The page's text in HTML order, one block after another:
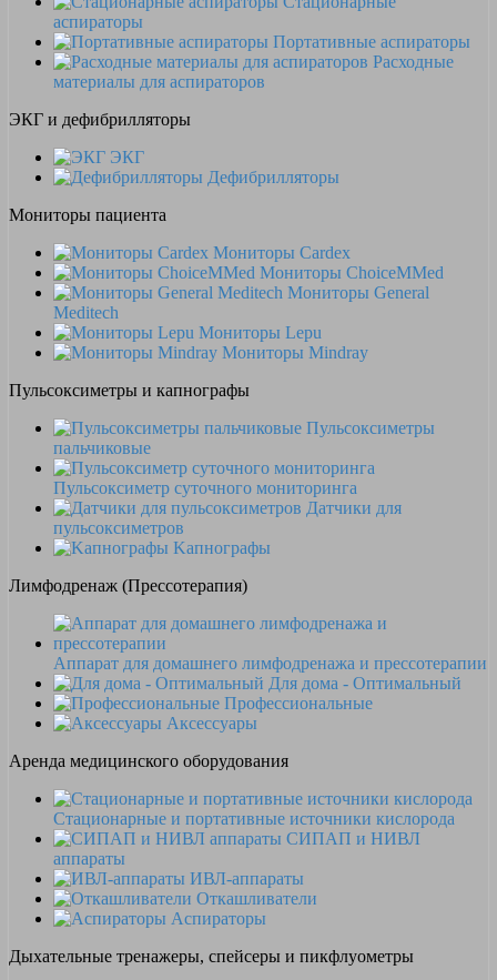
аспираторы
Портативные аспираторы
Расходные
материалы для аспираторов
ЭКГ и дефибрилляторы
ЭКГ
Дефибрилляторы
Мониторы пациента
Мониторы Cardex
Мониторы ChoiceMMed
Мониторы General
Meditech
Мониторы Lepu
Мониторы Mindray
Пульсоксиметры и капнографы
Пульсоксиметры
пальчиковые
Пульсоксиметр суточного мониторинга
Датчики для
пульсоксиметров
Kапнографы
Лимфодренаж (Прессотерапия)
Аппарат для домашнего лимфодренажа и прессотерапии
Для дома - Оптимальный
Профессиональные
Аксессуары
Аренда медицинского оборудования
Стационарные и портативные источники кислорода
СИПАП и НИВЛ
аппараты
ИВЛ-аппараты
Откашливатели
Аспираторы
Дыхательные тренажеры, спейсеры и пикфлуометры